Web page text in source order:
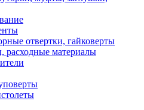
отвертки, гайковерты
расходные материалы